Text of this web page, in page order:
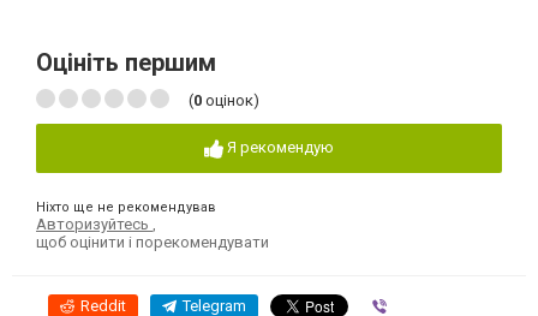
Оцініть першим
(0 оцінок)
Я рекомендую
Ніхто ще не рекомендував
Авторизуйтесь
щоб оцінити і порекомендувати
Reddit Telegram